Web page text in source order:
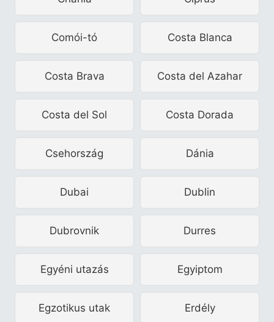
Comói-tó Costa Blanca
Costa Brava Costa del Azahar
Costa del Sol Costa Dorada
Csehország Dánia
Dubai Dublin
Dubrovnik Durres
Egyéni utazás Egyiptom
Egzotikus utak Erdély